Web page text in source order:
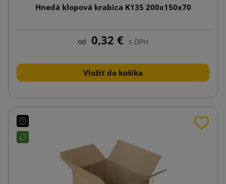
Hnedá klopová krabica K135 200x150x70
od 0,32 € s DPH
Vložiť do košíka